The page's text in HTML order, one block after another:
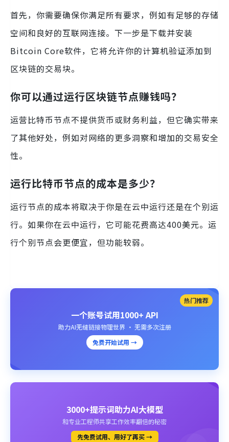
首先，你需要确保你满足所有要求，例如有足够的存储
空间和良好的互联网连接。下一步是下载并安装
Bitcoin Core软件，它将允许你的计算机验证添加到
区块链的交易块。
你可以通过运行区块链节点赚钱吗？
运营比特币节点不提供货币或财务利益，但它确实带来
了其他好处，例如对网络的更多洞察和增加的交易安全
性。
运行比特币节点的成本是多少？
运行节点的成本将取决于你是在云中运行还是在个别运
行。如果你在云中运行，它可能花费高达400美元。运
行个别节点会更便宜，但功能较弱。
热门推荐
一个账号试用1000+ API
助力AI无缝链接物理世界 · 无需多次注册
免费开始试用 →
3000+提示词助力AI大模型
和专业工程师共享工作效率翻倍的秘密
先免费试用、用好了再买 →